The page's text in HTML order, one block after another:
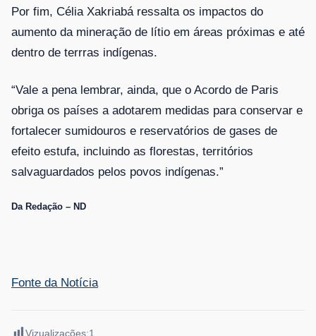
Por fim, Célia Xakriabá ressalta os impactos do
aumento da mineração de lítio em áreas próximas e até
dentro de terrras indígenas.
“Vale a pena lembrar, ainda, que o Acordo de Paris
obriga os países a adotarem medidas para conservar e
fortalecer sumidouros e reservatórios de gases de
efeito estufa, incluindo as florestas, territórios
salvaguardados pelos povos indígenas.”
Da Redação – ND
Fonte da Notícia
Vizualizações:1